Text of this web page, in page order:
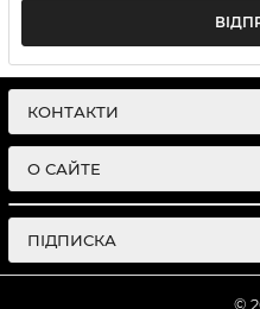
КОНТАКТИ
О САЙТЕ
ПІДПИСКА
©